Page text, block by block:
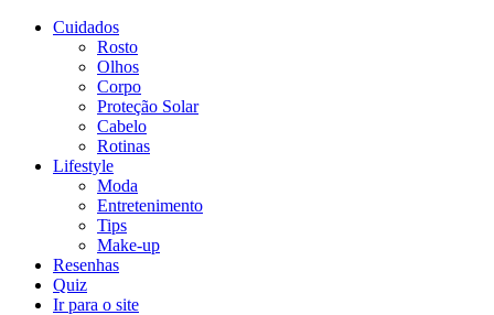
Cuidados
Rosto
Olhos
Corpo
Proteção Solar
Cabelo
Rotinas
Lifestyle
Moda
Entretenimento
Tips
Make-up
Resenhas
Quiz
Ir para o site